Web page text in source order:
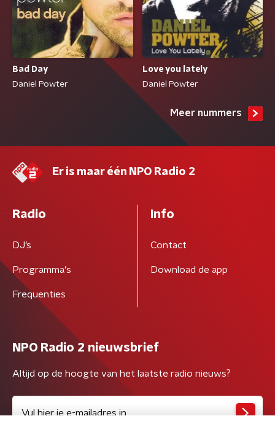
Bad Day
Daniel Powter
Love you lately
Daniel Powter
Meer nummers
Er is maar één NPO Radio 2
Radio
DJ’s
Programma's
Frequenties
Info
Contact
Download de app
NPO Radio 2 nieuwsbrief
Altijd op de hoogte van het laatste radio nieuws?